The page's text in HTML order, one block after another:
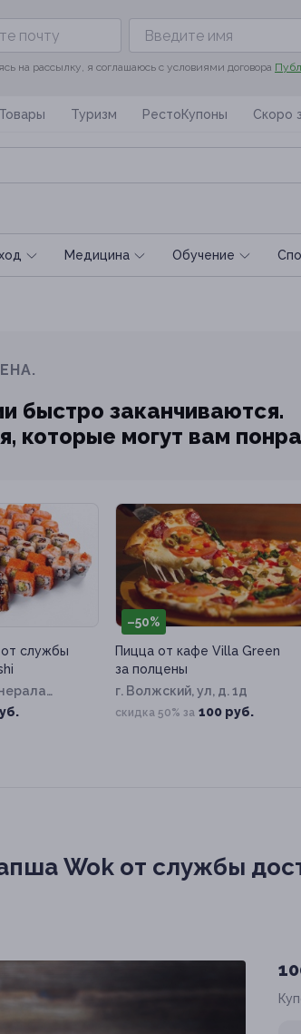
на рассылку, я соглашаюсь с условиями договора
Товары Туризм РестоКупоны Скоро
Медицина Обучение
быстро заканчиваются.
которые могут вам
службы
4
–50%
Пицца от кафе Villa Green
за полцены
г. Волжский, ул, д. 1д
скидка 50% за 100 руб.
Wok от службы